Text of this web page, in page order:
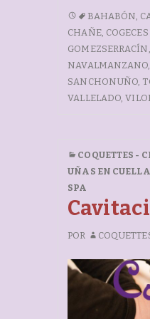
c
e
b
o
at
s
A
p
TRATAMIENTO
CON
ULTRASONIDOS
BAHABÓN,
CHAÑE,
GOMEZSERRACÍN,
NAVALMANZANO,
SANCHONUÑO,
VALLELADO,
COQUETTES -
UÑAS EN
SPA
POR